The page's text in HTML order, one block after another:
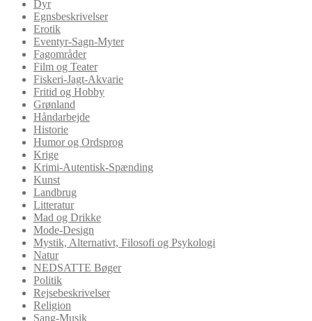
Dyr
Egnsbeskrivelser
Erotik
Eventyr-Sagn-Myter
Fagområder
Film og Teater
Fiskeri-Jagt-Akvarie
Fritid og Hobby
Grønland
Håndarbejde
Historie
Humor og Ordsprog
Krige
Krimi-Autentisk-Spænding
Kunst
Landbrug
Litteratur
Mad og Drikke
Mode-Design
Mystik, Alternativt, Filosofi og Psykologi
Natur
NEDSATTE Bøger
Politik
Rejsebeskrivelser
Religion
Sang-Musik